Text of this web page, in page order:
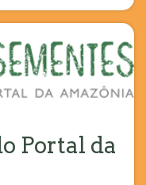
Portal da